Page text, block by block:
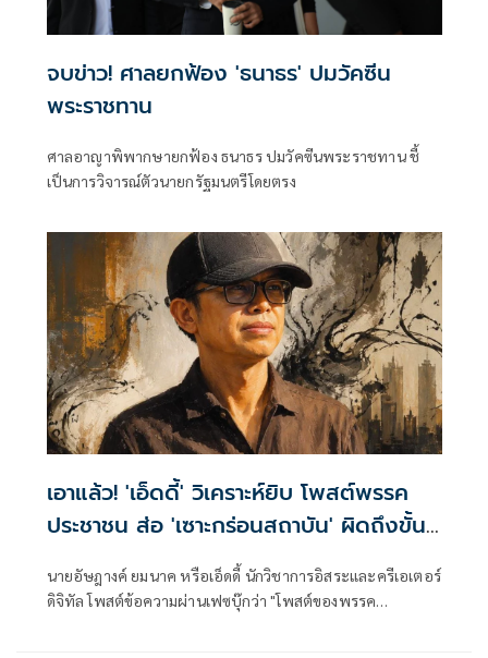
จบข่าว! ศาลยกฟ้อง 'ธนาธร' ปมวัคซีน
พระราชทาน
ศาลอาญาพิพากษายกฟ้อง ธนาธร ปมวัคซีนพระราชทาน ชี้
เป็นการวิจารณ์ตัวนายกรัฐมนตรีโดยตรง
เอาแล้ว! 'เอ็ดดี้' วิเคราะห์ยิบ โพสต์พรรค
ประชาชน ส่อ 'เซาะกร่อนสถาบัน' ผิดถึงขั้น
นายอัษฎางค์ ยมนาค หรือเอ็ดดี้ นักวิชาการอิสระและครีเอเตอร์
ดิจิทัล โพสต์ข้อความผ่านเฟซบุ๊กว่า "โพสต์ของพรรค